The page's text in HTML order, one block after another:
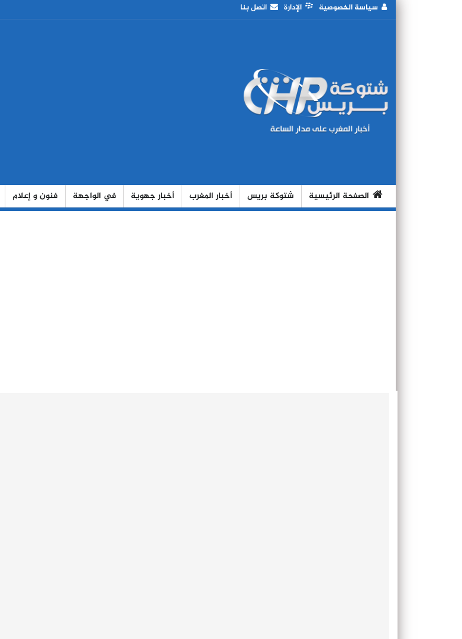
سياسة الخصوصية الإدارة اتصل بنا
الصفحة الرئيسية شتوكة بريس أخبار المغرب أخبار جهوية في الواجهة فنون و إعلام